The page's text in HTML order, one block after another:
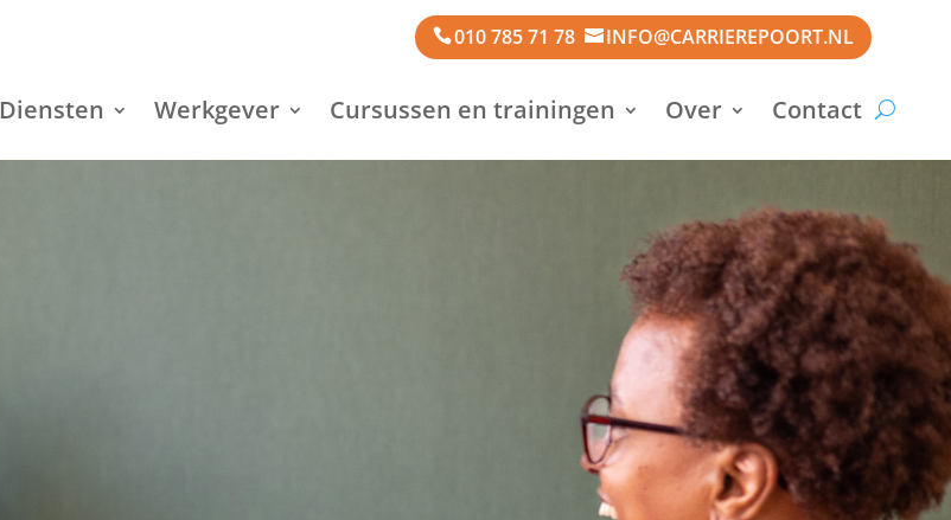
010 785 71 78 INFO@CARRIEREPOORT.NL
Diensten Werkgever Cursussen en trainingen Over Contact